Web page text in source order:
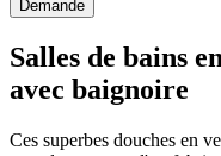
Demande
Salles de bains
avec baignoire
Ces superbes douches en